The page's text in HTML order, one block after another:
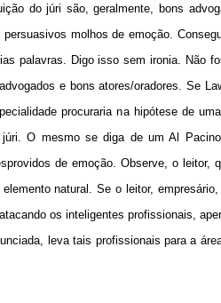
do júri são, geralmente, bons
molhos de emoção.
palavras. Digo isso sem ironia. Não
e bons atores/oradores. Se
procuraria na hipótese de
O mesmo se diga de um Al
de emoção. Observe, o
natural. Se o leitor,
os inteligentes profissionais,
leva tais profissionais para a